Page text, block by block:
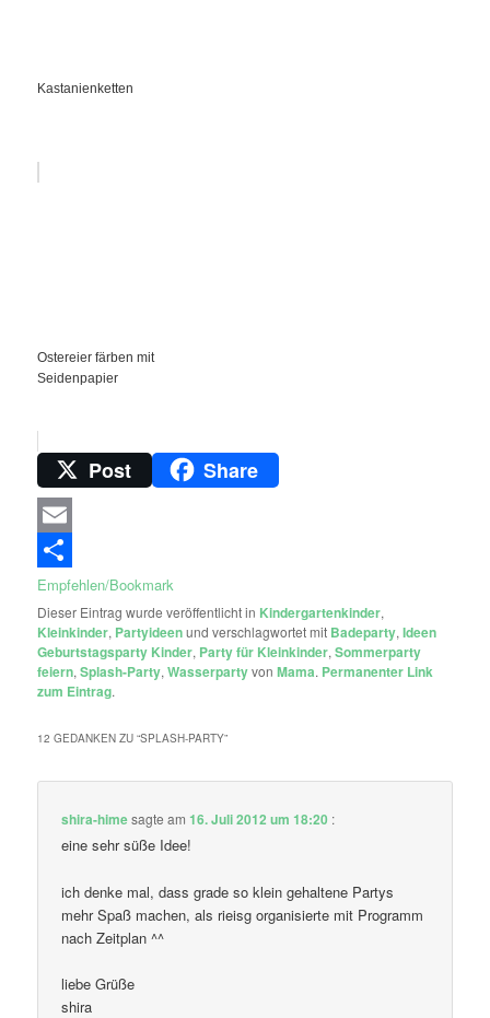
Kastanienketten
Ostereier färben mit
Seidenpapier
Post Share
Email
Empfehlen/Bookmark
Dieser Eintrag wurde veröffentlicht in Kindergartenkinder,
Kleinkinder, Partyideenund verschlagwortet mit Badeparty,Ideen
Geburtstagsparty Kinder, Party für Kleinkinder,Sommerparty
feiern,Splash-Party,WasserpartyvonMama. Permanenter Link
zum Eintrag.
12 GEDANKEN ZU “SPLASH-PARTY”
shira-himesagte am16. Juli 2012 um 18:20 :
eine sehr süße Idee!
ich denke mal, dass grade so klein gehaltene Partys
mehr Spaß machen, als rieisg organisierte mit Programm
nach Zeitplan ^^
liebe Grüße
shira